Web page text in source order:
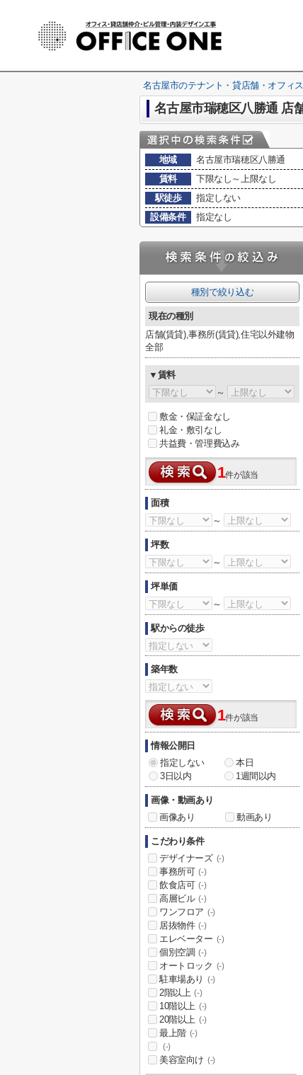
名古屋市のテナント・貸店舗・オフィ
名古屋市瑞穂区八勝通 店
地域
名古屋市瑞穂区八勝通
賃料
下限なし～上限なし
駅徒歩
指定しない
設備条件
指定なし
種別で絞り込む
現在の種別
店舗(賃貸),事務所(賃貸),住宅以外建物
全部
▼賃料
～
敷金・保証金なし
礼金・敷引なし
共益費・管理費込み
1件が該当
面積
～
坪数
～
坪単価
～
駅からの徒歩
築年数
1件が該当
情報公開日
指定しない
本日
3日以内
1週間以内
画像・動画あり
画像あり
動画あり
こだわり条件
デザイナーズ (-)
事務所可 (-)
飲食店可 (-)
高層ビル (-)
ワンフロア (-)
居抜物件 (-)
エレベーター (-)
個別空調 (-)
オートロック (-)
駐車場あり (-)
2階以上 (-)
10階以上 (-)
20階以上 (-)
最上階 (-)
(-)
美容室向け (-)